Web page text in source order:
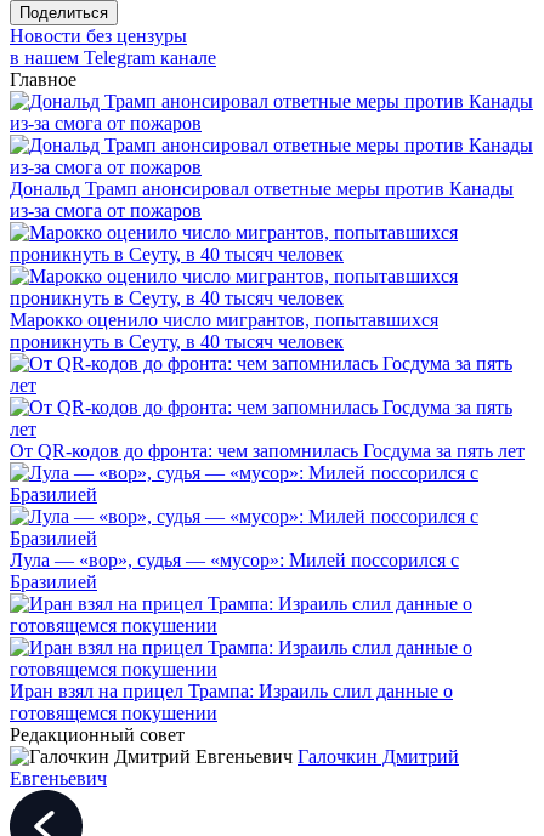
Поделиться
Новости без цензуры
в нашем Telegram канале
Главное
Дональд Трамп анонсировал ответные меры против Канады
из-за смога от пожаров
Марокко оценило число мигрантов, попытавшихся
проникнуть в Сеуту, в 40 тысяч человек
От QR-кодов до фронта: чем запомнилась Госдума за пять лет
Лула — «вор», судья — «мусор»: Милей поссорился с
Бразилией
Иран взял на прицел Трампа: Израиль слил данные о
готовящемся покушении
Редакционный совет
Галочкин Дмитрий
Евгеньевич